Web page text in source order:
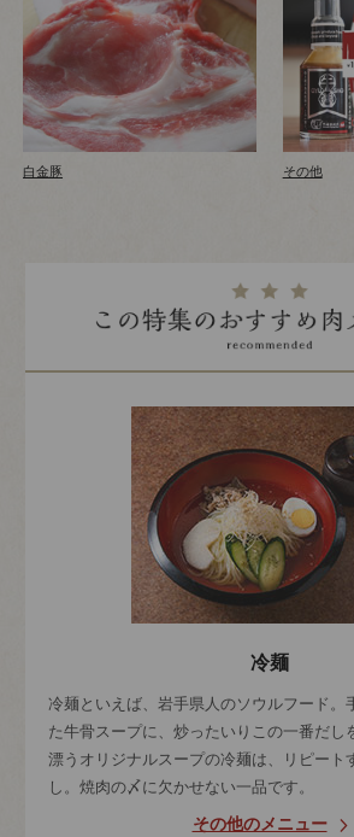
白金豚 その他
冷麺
冷麺といえば、岩手県人のソウルフード。
た牛骨スープに、炒ったいりこの一番だし
漂うオリジナルスープの冷麺は、リピート
し。焼肉の〆に欠かせない一品です。
その他のメニュー